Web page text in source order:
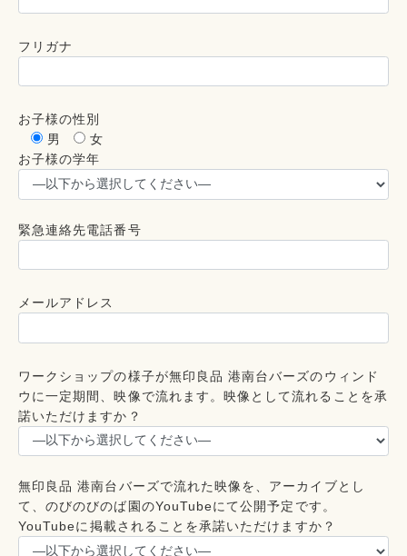
フリガナ
お子様の性別
男
女
お子様の学年
緊急連絡先電話番号
メールアドレス
ワークショップの様子が無印良品 港南台バーズのウィンド
ウに一定期間、映像で流れます。映像として流れることを承
諾いただけますか？
無印良品 港南台バーズで流れた映像を、アーカイブとし
て、のびのびのば園のYouTubeにて公開予定です。
YouTubeに掲載されることを承諾いただけますか？